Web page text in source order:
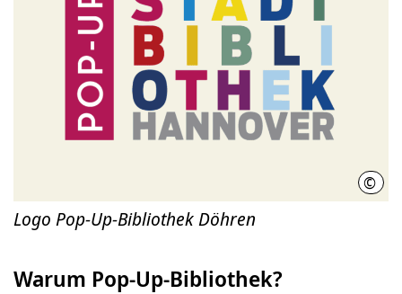
©
Logo Pop-Up-Bibliothek Döhren
Warum Pop-Up-Bibliothek?